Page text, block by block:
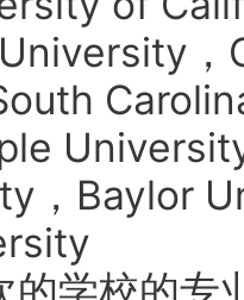
，Baylor
的学校的